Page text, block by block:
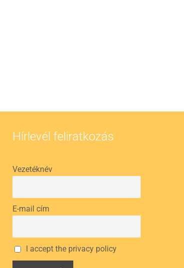
Hírlevél feliratkozás
Vezetéknév
E-mail cím
I accept the privacy policy